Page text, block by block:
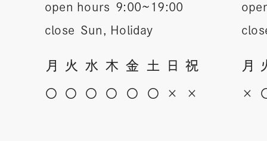
open hours 9:00~19:00
close Sun, Holiday
月 火 水 木 金 土 日 祝
〇 〇 〇 〇 〇 〇 × ×
月
×